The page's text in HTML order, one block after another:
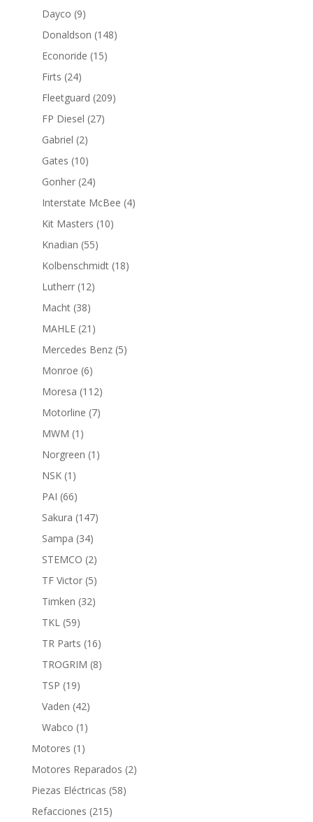
Dayco 99
productos
Donaldson 148148
Econoride 1515
Firts 2424
productos
Fleetguard 209209
FP Diesel 2727
Gabriel 22
productos
Gates 1010
productos
Gonher 2424
productos
Interstate McBee 44
Kit Masters 1010
Knadian 5555
productos
Kolbenschmidt 1818
Lutherr 1212
Macht 3838
productos
MAHLE 21 21
productos
Mercedes Benz 55
Monroe 66
productos
Moresa 112112
productos
Motorline 77
MWM 1 1
producto
Norgreen 1 1
NSK 1 1
producto
PAI 6666
productos
Sakura 147147
Sampa 3434
productos
STEMCO 22
productos
TF Victor 55
productos
Timken 3232
TKL 5959
productos
TR Parts 1616
productos
TROGRIM 88
TSP 1919
productos
Vaden 4242
productos
Wabco 1 1
producto
Motores 1 1
producto
Motores Reparados 22
Piezas Eléctricas 5858
Refacciones 215215